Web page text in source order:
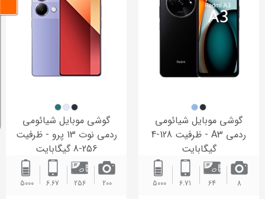
گوشی موبایل شیائومی
ردمی A3 - ظرفیت 128-4
گیگابایت
8
64
6.71
5000 ‌
گوشی موبایل شیائومی
ردمی نوت 13 پرو - ظرفیت
256-8 گیگابایت
200
256
6.67
5000 ‌